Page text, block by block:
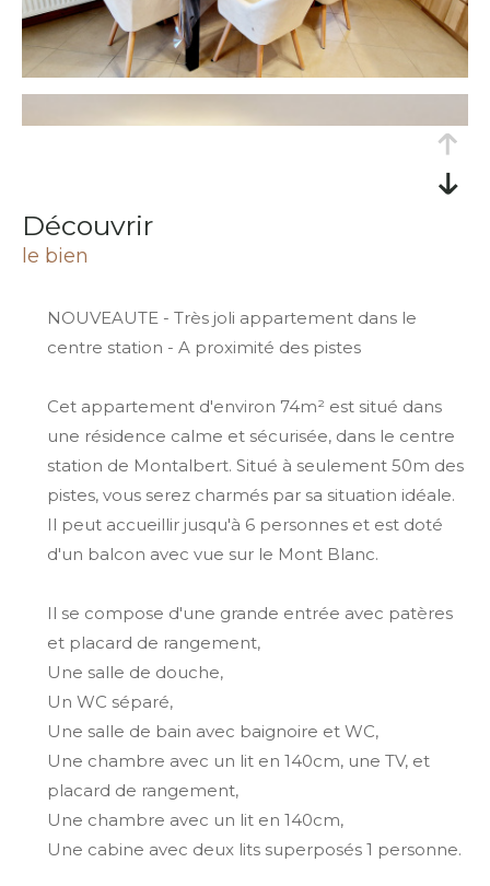
découvrir
le bien
NOUVEAUTE - Très joli appartement dans le
centre station - A proximité des pistes
Cet appartement d'environ 74m² est situé dans
une résidence calme et sécurisée, dans le centre
station de Montalbert. Situé à seulement 50m des
pistes, vous serez charmés par sa situation idéale.
Il peut accueillir jusqu'à 6 personnes et est doté
d'un balcon avec vue sur le Mont Blanc.
Il se compose d'une grande entrée avec patères
et placard de rangement,
Une salle de douche,
Un WC séparé,
Une salle de bain avec baignoire et WC,
Une chambre avec un lit en 140cm, une TV, et
placard de rangement,
Une chambre avec un lit en 140cm,
Une cabine avec deux lits superposés 1 personne.